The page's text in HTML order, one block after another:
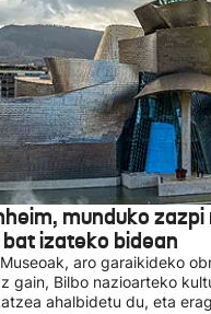
munduko
izateko bidean
aro garaikideko
gain, Bilbo nazioarteko
ahalbidetu du, eta